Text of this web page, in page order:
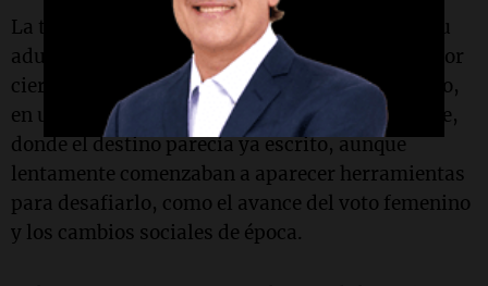
La trama sigue a Blanca desde su niñez hasta su
adultez y vejez. Una niña particular, marcada por
cierta sensibilidad especial y visiones del futuro,
en una época compleja para las mujeres en Chile,
donde el destino parecía ya escrito, aunque
lentamente comenzaban a aparecer herramientas
para desafiarlo, como el avance del voto femenino
y los cambios sociales de época.